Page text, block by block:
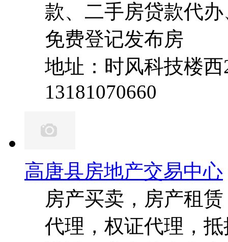
款、二手房贷款代
免费登记发布房
地址：时风科技楼
13181070660
高唐县房地产交易中心
房产买卖，房产租
代理，权证代理，